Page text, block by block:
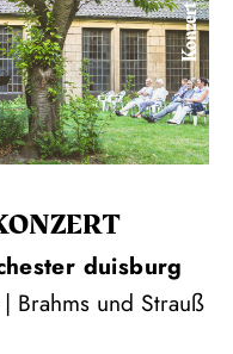
Konzert
duisburg
Brahms und Strauß